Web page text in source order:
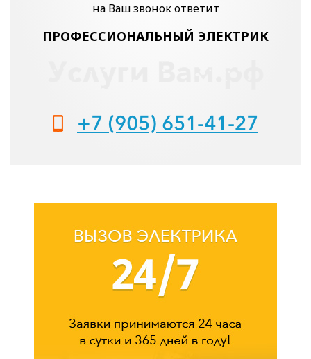
на Ваш звонок ответит
ПРОФЕССИОНАЛЬНЫЙ ЭЛЕКТРИК
+7 (905) 651-41-27